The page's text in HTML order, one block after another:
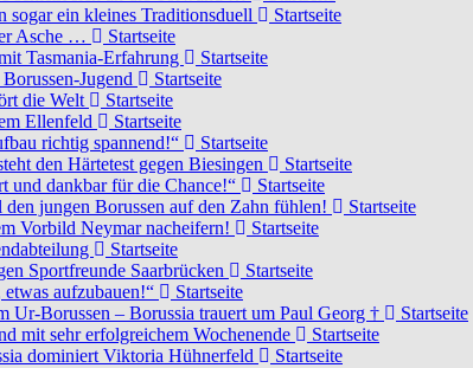
sogar ein kleines Traditionsduell
Startseite
Asche …
Startseite
Tasmania-Erfahrung
Startseite
Jugend
Startseite
die Welt
Startseite
Ellenfeld
Startseite
richtig spannend!“
Startseite
den Härtetest gegen Biesingen
Startseite
und dankbar für die Chance!“
Startseite
jungen Borussen auf den Zahn fühlen!
Startseite
Vorbild Neymar nacheifern!
Startseite
Startseite
Sportfreunde Saarbrücken
Startseite
aufzubauen!“
Startseite
Ur-Borussen – Borussia trauert um Paul Georg †
Startseite
mit sehr erfolgreichem Wochenende
Startseite
dominiert Viktoria Hühnerfeld
Startseite